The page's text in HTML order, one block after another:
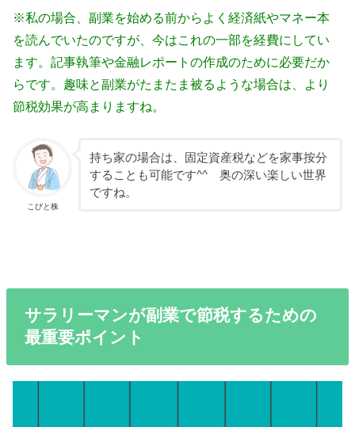
※私の場合、副業を始める前からよく経済紙やマネー本
を読んでいたのですが、今はこれの一部を経費にしてい
ます。記事執筆や金融レポートの作成のために必要だか
らです。趣味と副業がたまたま被るような場合は、より
節税効果が高まりますね。
こびと株
持ち家の場合は、固定資産税などを家事按分
することも可能です^^ 奥の深い楽しい世界
ですね。
サラリーマンが副業で節税するための
最重要ポイント